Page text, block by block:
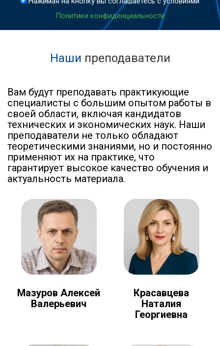
Политики конфиденциальности
Наши преподаватели
Вам будут преподавать практикующие
специалисты с большим опытом работы в
своей области, включая кандидатов
технических и экономических наук. Наши
преподаватели не только обладают
теоретическими знаниями, но и постоянно
применяют их на практике, что
гарантирует высокое качество обучения и
актуальность материала.
Мазуров Алексей
Валерьевич
Красавцева
Наталия
Георгиевна